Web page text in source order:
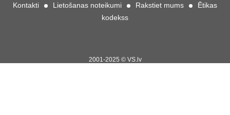
Kontakti
Lietošanas noteikumi Rakstiet mums
Ētikas
kodekss
2001-2025 © VS.lv